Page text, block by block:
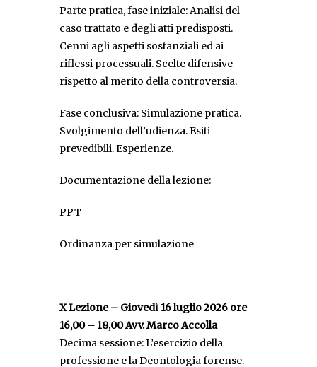
Parte pratica, fase iniziale: Analisi del
caso trattato e degli atti predisposti.
Cenni agli aspetti sostanziali ed ai
riflessi processuali. Scelte difensive
rispetto al merito della controversia.
Fase conclusiva: Simulazione pratica.
Svolgimento dell’udienza. Esiti
prevedibili. Esperienze.
Documentazione della lezione:
PPT
Ordinanza per simulazione
X Lezione – Giovedì16 luglio 2026 ore
16,00 – 18,00 Avv. Marco Accolla
Decima sessione: L’esercizio della
professione e la Deontologia forense.